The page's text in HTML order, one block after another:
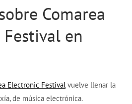
Comarea
en
Electronic Festivalvuelve llenar la
de música electrónica.